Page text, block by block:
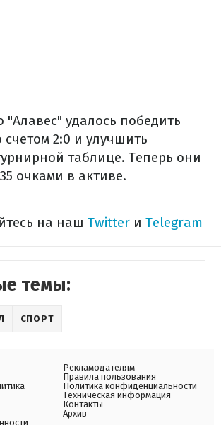
"Алавес" удалось победить
счетом 2:0 и улучшить
таблице. Теперь они
очками в активе.
на наш Twitter и Telegram
темы:
СПОРТ
Рекламодателям
Правила пользования
Политика конфиденциальности
Техническая информация
Контакты
Архив